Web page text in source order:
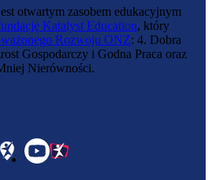
otwartym zasobem edukacyjnym
Katalyst Education, który
Rozwoju ONZ: 4. Dobra
Gospodarczy i Godna Praca oraz
Nierówności.